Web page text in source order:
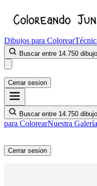
Dibujos para Colorear
Buscar entre 14.750
Cerrar sesion
Buscar entre 14.750
para ColorearNuestra Galería
Cerrar sesion